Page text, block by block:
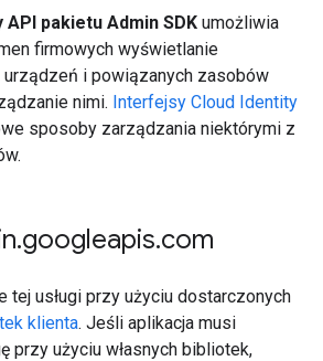
pakietu Admin SDK umożliwia
firmowych wyświetlanie
urządzeń i powiązanych zasobów
nimi. Interfejsy Cloud Identity
sposoby zarządzania niektórymi z
.googleapis.com
tej usługi przy użyciu dostarczonych
klienta. Jeśli aplikacja musi
przy użyciu własnych bibliotek,